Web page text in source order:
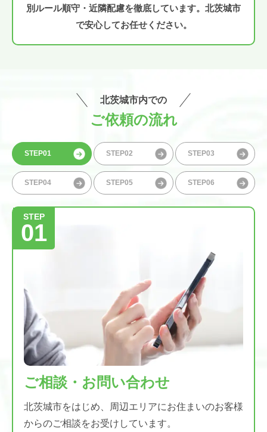
別ルール順守・近隣配慮を徹底しています。北茨城市
で安心してお任せください。
北茨城市内での
ご依頼の流れ
STEP01 STEP02 STEP03
STEP04 STEP05 STEP06
STEP
01
ご相談・お問い合わせ
北茨城市をはじめ、周辺エリアにお住まいのお客様
からのご相談をお受けしています。